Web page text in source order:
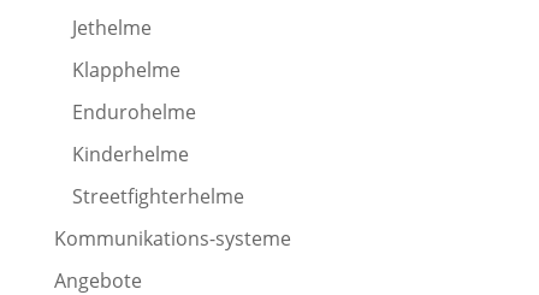
Jethelme
Klapphelme
Endurohelme
Kinderhelme
Streetfighterhelme
Kommunikations-systeme
Angebote